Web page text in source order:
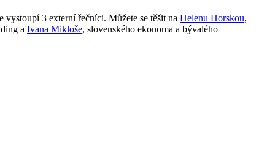
vystoupí 3 externí řečníci. Můžete se těšit na Helenu Horskou,
a Ivana Mikloše, slovenského ekonoma a bývalého